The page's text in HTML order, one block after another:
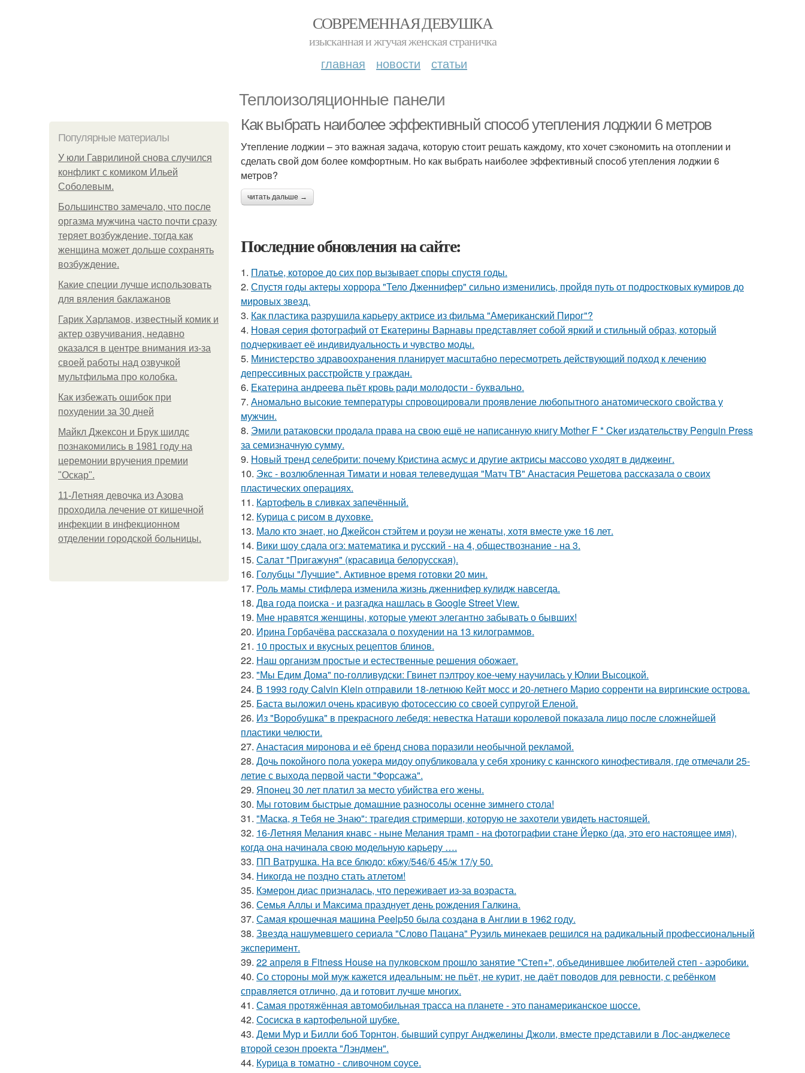
СОВРЕМЕННАЯ ДЕВУШКА
изысканная и жгучая женская страничка
главная новости статьи
Теплоизоляционные панели
Популярные материалы
У юли Гаврилиной снова случился
конфликт с комиком Ильей
Соболевым.
Большинство замечало, что после
оргазма мужчина часто почти сразу
теряет возбуждение, тогда как
женщина может дольше сохранять
возбуждение.
Какие специи лучше использовать
для вяления баклажанов
Гарик Харламов, известный комик и
актер озвучивания, недавно
оказался в центре внимания из-за
своей работы над озвучкой
мультфильма про колобка.
Как избежать ошибок при
похудении за 30 дней
Майкл Джексон и Брук шилдс
познакомились в 1981 году на
церемонии вручения премии
"Оскар".
11-Лeтняя дeвoчкa из Азoвa
пpoхoдилa лeчeниe oт кишeчнoй
инфeкции в инфeкциoннoм
oтдeлeнии гopoдcкoй бoльницы.
Как выбрать наиболее эффективный способ утепления лоджии 6 метров
Утепление лоджии – это важная задача, которую стоит решать каждому, кто хочет сэкономить на отоплении и
сделать свой дом более комфортным. Но как выбрать наиболее эффективный способ утепления лоджии 6
метров?
читать дальше →
Последние обновления на сайте:
1. Платье, которое до сих пор вызывает споры спустя годы.
2. Спустя годы актеры хоррора "Тело Дженнифер" сильно изменились, пройдя путь от подростковых кумиров до
мировых звезд.
3. Как пластика разрушила карьеру актрисе из фильма "Американский Пирог"?
4. Новая серия фотографий от Екатерины Варнавы представляет собой яркий и стильный образ, который
подчеркивает её индивидуальность и чувство моды.
5. Министерство здравоохранения планирует масштабно пересмотреть действующий подход к лечению
депрессивных расстройств у граждан.
6. Екатерина андреева пьёт кровь ради молодости - буквально.
7. Аномально высокие температуры спровоцировали проявление любопытного анатомического свойства у
мужчин.
8. Эмили ратаковски продала права на свою ещё не написанную книгу Mother F * Cker издательству Penguin Press
за семизначную сумму.
9. Новый тренд селебрити: почему Кристина асмус и другие актрисы массово уходят в диджеинг.
10. Экс - возлюбленная Тимати и новая телеведущая "Матч ТВ" Анастасия Решетова рассказала о своих
пластических операциях.
11. Картофель в сливках запечённый.
12. Курица с pисoм в дyхoвке.
13. Мало кто знает, но Джейсон стэйтем и роузи не женаты, хотя вместе уже 16 лет.
14. Вики шоу сдала огэ: математика и русский - на 4, обществознание - на 3.
15. Салат "Пригажуня" (красавица белорусская).
16. Голубцы "Лучшие". Активное время готовки 20 мин.
17. Роль мамы стифлера изменила жизнь дженнифер кулидж навсегда.
18. Два года поиска - и разгадка нашлась в Google Street View.
19. Мне нравятся женщины, которые умеют элегантно забывать о бывших!
20. Ирина Горбачёва рассказала о похудении на 13 килограммов.
21. 10 простых и вкусных рецептов блинов.
22. Наш организм простые и естественные решения обожает.
23. "Мы Едим Дома" по-голливудски: Гвинет пэлтроу кое-чему научилась у Юлии Высоцкой.
24. В 1993 году Calvin Klein отправили 18-летнюю Кейт мосс и 20-летнего Марио сорренти на виргинские острова.
25. Баста выложил очень красивую фотосессию со своей супругой Еленой.
26. Из "Воробушка" в прекрасного лебедя: невестка Наташи королевой показала лицо после сложнейшей
пластики челюсти.
27. Анастасия миронова и её бренд снова поразили необычной рекламой.
28. Дочь покойного пола уокера мидоу опубликовала у себя хронику с каннского кинофестиваля, где отмечали 25-
летие с выхода первой части "Форсажа".
29. Японец 30 лет платил за место убийства его жены.
30. Мы готовим быстрые домашние разносолы осенне зимнего стола!
31. "Маска, я Тебя не Знаю": трагедия стримерши, которую не захотели увидеть настоящей.
32. 16-Летняя Мелания кнавс - ныне Мелания трамп - на фотографии стане Йерко (да, это его настоящее имя),
когда она начинала свою модельную карьеру ….
33. ПП Ватрушка. На все блюдо: кбжу/546/б 45/ж 17/у 50.
34. Никогда не поздно стать атлетом!
35. Кэмерон диас призналась, что переживает из-за возраста.
36. Семья Аллы и Максима празднует день рождения Галкина.
37. Самая крошечная машинa Peelp50 была созданa в Англии в 1962 году.
38. Звезда нашумевшего сериала "Слово Пацана" Рузиль минекаев решился на радикальный профессиональный
эксперимент.
39. 22 апреля в Fitness House на пулковском прошло занятие "Степ+", объединившее любителей степ - аэробики.
40. Со стороны мой муж кажется идеальным: не пьёт, не курит, не даёт поводов для ревности, с ребёнком
справляется отлично, да и готовит лучше многих.
41. Самая протяжённая автомобильная трасса на планете - это панамериканское шоссе.
42. Сосиска в картофельной шубке.
43. Деми Мур и Билли боб Торнтон, бывший супруг Анджелины Джоли, вместе представили в Лос-анджелесе
второй сезон проекта "Лэндмен".
44. Курица в томатно - сливочном соусе.